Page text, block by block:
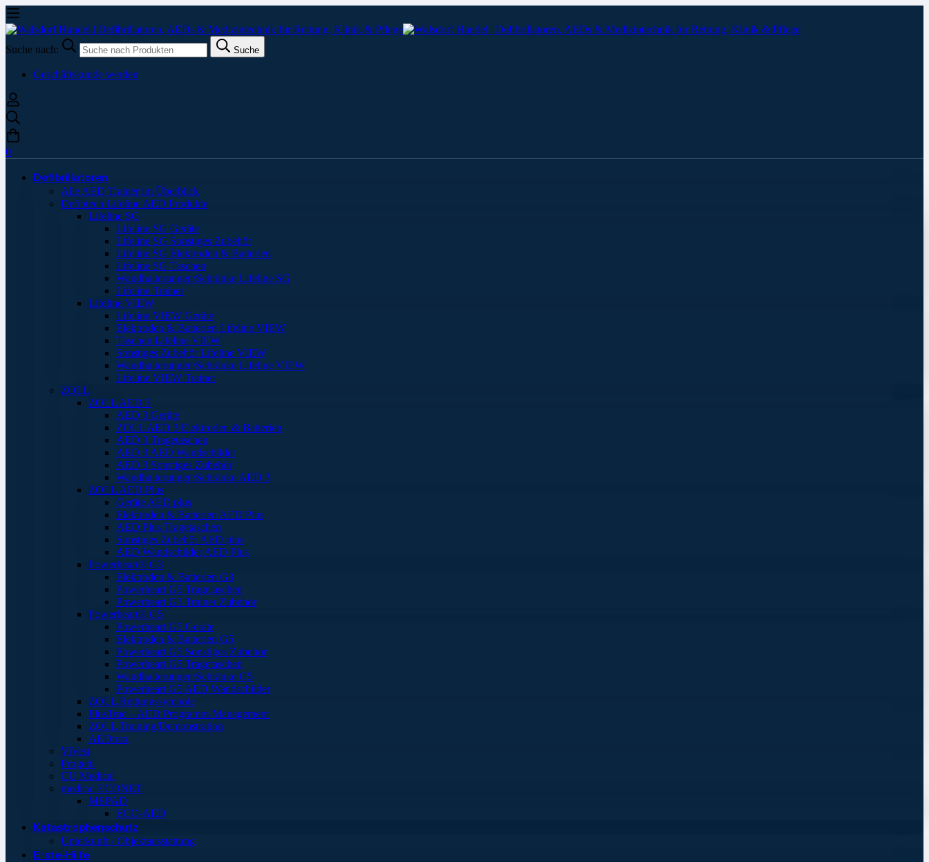
Suche nach: Suche
Geschäftskunde werden
0
Defibrillatoren
Alle AED Trainer im Überblick
Defibtech Lifeline AED Produkte
Lifeline SG
Lifeline SG Geräte
Lifeline SG Sonstiges Zubehör
Lifeline SG Elektroden & Batterien
Lifeline SG Taschen
Wandhalterungen/Schränke Lifeline SG
Lifeline Trainer
Lifeline VIEW
Lifeline VIEW Geräte
Elektroden & Batterien Lifeline VIEW
Taschen Lifeline VIEW
Sonstiges Zubehör Lifeline VIEW
Wandhalterungen/Schränke Lifeline VIEW
Lifeline VIEW Trainer
ZOLL
ZOLL AED 3
AED 3 Geräte
ZOLL AED 3 Elektroden & Batterien
AED 3 Tragetaschen
AED 3 AED Wandschilder
AED 3 Sonstiges Zubehör
Wandhalterungen/Schränke AED 3
ZOLL AED Plus
Geräte AED plus
Elektroden & Batterien AED Plus
AED Plus Tragetaschen
Sonstiges Zubehör AED plus
AED Wandschilder AED Plus
Powerheart® G3
Elektroden & Batterien G3
Powerheart G5 Tragetaschen
Powerheart G3 Trainer Zubehör
Powerheart® G5
Powerheart G5 Geräte
Elektroden & Batterien G5
Powerheart G5 Sonstiges Zubehör
Powerheart G5 Tragetaschen
Wandhalterungen/Schränke G5
Powerheart G5 AED Wandschilder
ZOLL Rettungssymbole
PlusTrac – AED Programm-Management
ZOLL Training/Demonstration
AEDtrax
ViVest
Progetti
CU Medical
medical ECONET
MEPAD
ECO-AED
Katastrophenschutz
Unterkunft / Objektausstattung
Erste-Hilfe